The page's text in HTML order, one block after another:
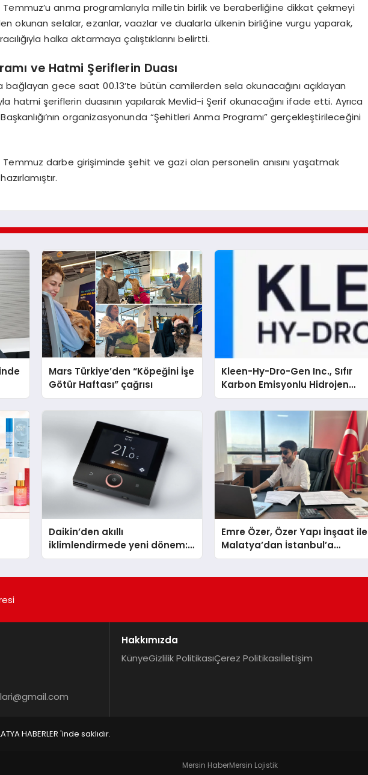
Temmuz’u anma programlarıyla milletin birlik ve beraberliğine dikkat çekmeyi
okunan selalar, ezanlar, vaazlar ve dualarla ülkenin birliğine vurgu yaparak,
halka aktarmaya çalıştıklarını belirtti.
ve Hatmi Şeriflerin Duası
bağlayan gece saat 00.13’te bütün camilerden sela okunacağını açıklayan
hatmi şeriflerin duasının yapılarak Mevlid-i Şerif okunacağını ifade etti. Ayrıca
organizasyonunda “Şehitleri Anma Programı” gerçekleştirileceğini
Temmuz darbe girişiminde şehit ve gazi olan personelin anısını yaşatmak
Mars Türkiye’den “Köpeğini İşe
Götür Haftası” çağrısı
Kleen-Hy-Dro-Gen Inc., Sıfır
Karbon Emisyonlu Hidrojen
Isıtma Teknolojisinde ISO ve
TSSA Düzenleyici Onaylarını
Aldı
Daikin’den akıllı
iklimlendirmede yeni dönem:
Madoka Plus Türkiye’de
Emre Özer, Özer Yapı İnşaat ile
Malatya’dan İstanbul’a
Uzanan Başarı Hikâyesi
Hakkımızda
KünyeGizlilik PolitikasıÇerez Politikasıİletişim
HABERLER 'inde saklıdır.
Mersin HaberMersin Lojistik